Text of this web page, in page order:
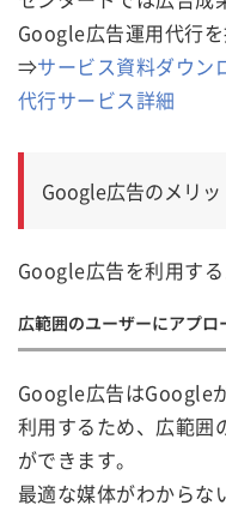
Google広告運用代行を
⇒サービス資料ダウン
代行サービス詳細
Google広告のメリッ
Google広告を利用する
広範囲のユーザーにアプロ
Google広告はGoogle
利用するため、広範囲
ができます。
最適な媒体がわからな